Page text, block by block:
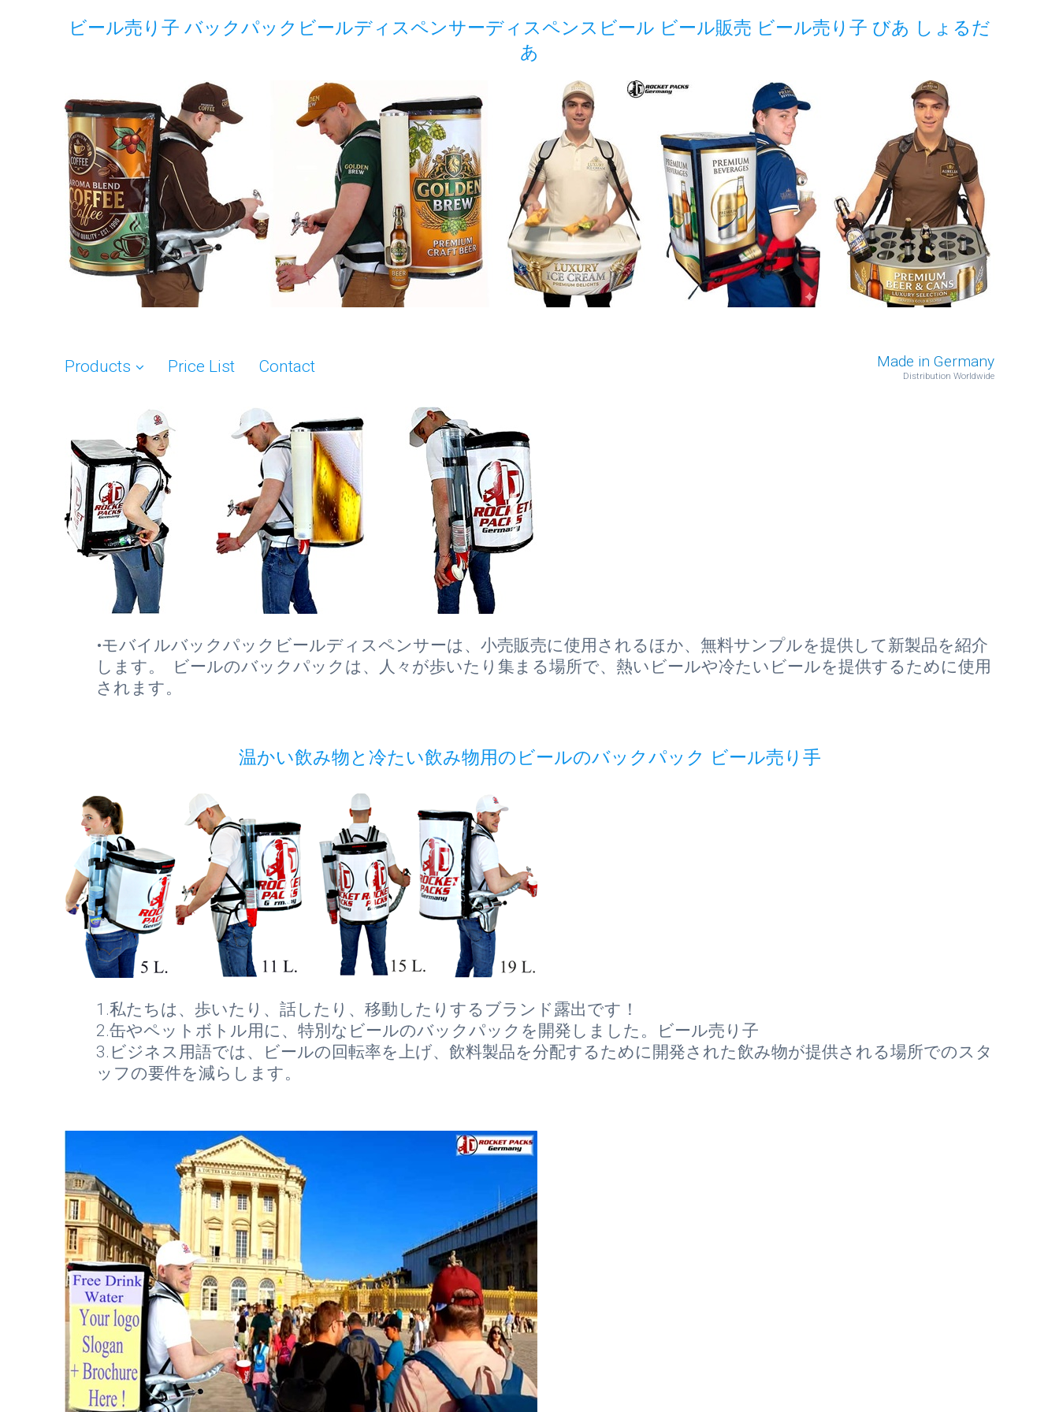
ビール売り子 バックパックビールディスペンサーディスペンスビール ビール販売 ビール売り子 びあ しょるだ
あ
Made in Germany
Distribution Worldwide
Products Price List Contact
•モバイルバックパックビールディスペンサーは、小売販売に使用されるほか、無料サンプルを提供して新製品を紹介
します。 ビールのバックパックは、人々が歩いたり集まる場所で、熱いビールや冷たいビールを提供するために使用
されます。
温かい飲み物と冷たい飲み物用のビールのバックパック ビール売り手
1.私たちは、歩いたり、話したり、移動したりするブランド露出です！
2.缶やペットボトル用に、特別なビールのバックパックを開発しました。ビール売り子
3.ビジネス用語では、ビールの回転率を上げ、飲料製品を分配するために開発された飲み物が提供される場所でのスタ
ッフの要件を減らします。